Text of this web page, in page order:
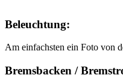
Beleuchtung:
Am einfachsten ein Foto von
Bremsbacken /